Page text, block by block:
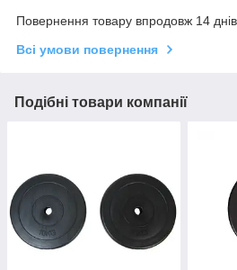
Повернення товару впродовж 14
Всі умови повернення
Подібні товари компанії